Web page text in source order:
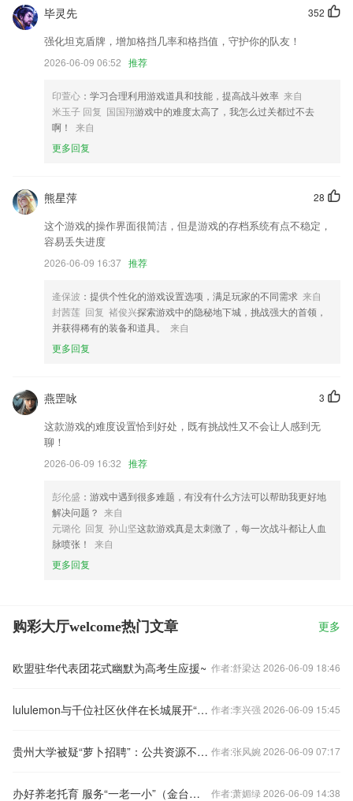
聊天添加发送收藏功能
兼容64位架构；
更新若干bug
司机在线出车，接单
以上就是购彩大厅welcome的介绍，如果您喜欢这款软件，您可以到应用
352
毕灵先
强化坦克盾牌，增加格挡几率和格挡值，守护你的队友！
2026-06-09 06:52 推荐
印萱心 ：学习合理利用游戏道具和技能，提高战斗效率 来自
米玉子 回复 国国翔游戏中的难度太高了，我怎么过关都过不去
啊！
来自
更多回复
28
熊星萍
这个游戏的操作界面很简洁，但是游戏的存档系统有点不稳定，
容易丢失进度
2026-06-09 16:37 推荐
逄保波 ：提供个性化的游戏设置选项，满足玩家的不同需求 来自
封茜莲 回复 褚俊兴探索游戏中的隐秘地下城，挑战强大的首领，
并获得稀有的装备和道具。
来自
更多回复
3
燕罡咏
这款游戏的难度设置恰到好处，既有挑战性又不会让人感到无
聊！
2026-06-09 16:32 推荐
彭伦盛 ：游戏中遇到很多难题，有没有什么方法可以帮助我更好地
解决问题？ 来自
元璐伦 回复 孙山坚这款游戏真是太刺激了，每一次战斗都让人血
脉喷张！
来自
更多回复
购彩大厅welcome热门文章 更多
欧盟驻华代表团花式幽默为高考生应援~ 作者:舒梁达 2026-06-09 18:46
lululemon与千位社区伙伴在长城展开“瑜伽垫” 作者:李兴强 2026-06-09 15:45
贵州大学被疑“萝卜招聘”：公共资源不应变成引才筹码 作者:张风婉 2026-06-09 07:17
办好养老托育 服务“一老一小”（金台视线·把社区工作做到家②） 作者:萧媚绿 2026-06-09 14:38